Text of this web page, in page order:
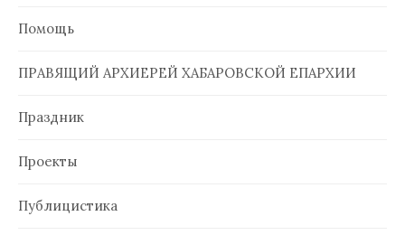
Помощь
ПРАВЯЩИЙ АРХИЕРЕЙ ХАБАРОВСКОЙ ЕПАРХИИ
Праздник
Проекты
Публицистика